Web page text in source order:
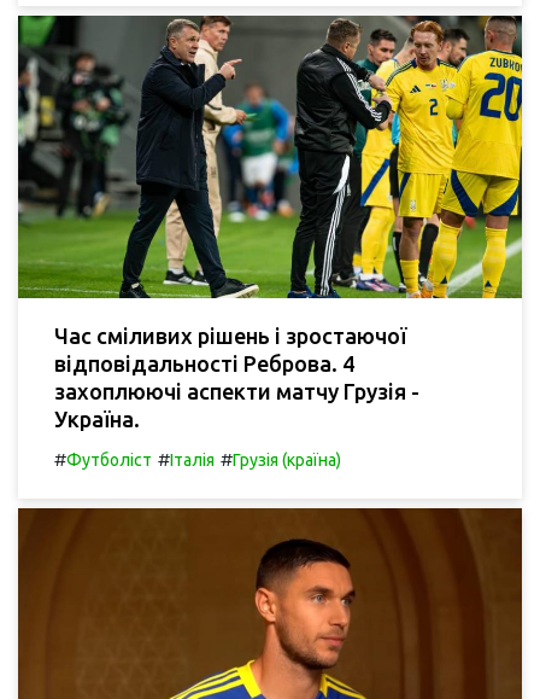
Час сміливих рішень і зростаючої
відповідальності Реброва. 4
захоплюючі аспекти матчу Грузія -
Україна.
#Футболіст #Італія #Грузія (країна)